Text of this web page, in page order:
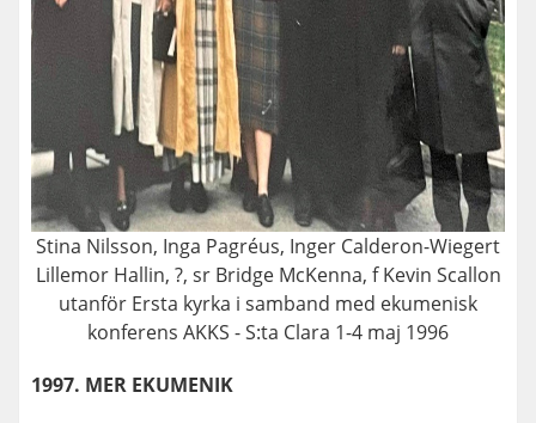
Stina Nilsson, Inga Pagréus, Inger Calderon-Wiegert
Lillemor Hallin, ?, sr Bridge McKenna, f Kevin Scallon
utanför Ersta kyrka i samband med ekumenisk
konferens AKKS - S:ta Clara 1-4 maj 1996
1997. MER EKUMENIK